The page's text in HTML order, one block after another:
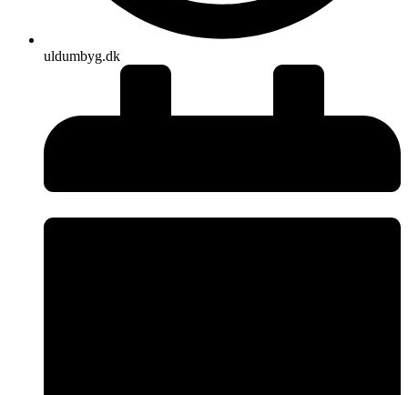
uldumbyg.dk